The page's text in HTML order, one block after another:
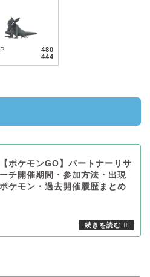
480
444
【ポケモンGO】パートナーリサ
ーチ開催期間・参加方法・出現
ポケモン・過去開催履歴まとめ